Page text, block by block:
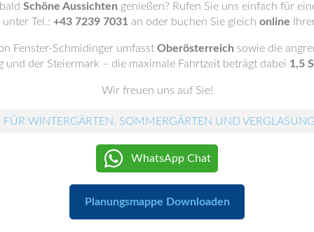
Schöne Aussichten genießen? Rufen Sie uns einfach für
Tel.: +43 7239 7031 an oder buchen Sie gleich online
Fenster-Schmidinger umfasst Oberösterreich sowie die
und der Steiermark – die maximale Fahrtzeit beträgt dabei 1,5
Wir freuen uns auf Sie!
WINTERGÄRTEN, SOMMERGÄRTEN UND
WhatsApp Chat
Planungsmappe Downloaden